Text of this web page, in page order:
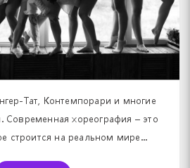
Тат, Контемпорари и многие
Современная хореография – это
строится на реальном мире...